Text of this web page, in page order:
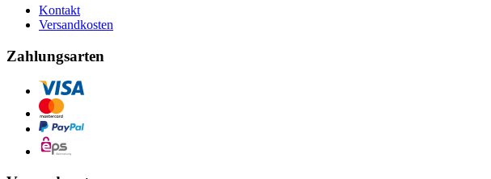
Kontakt
Versandkosten
Zahlungsarten